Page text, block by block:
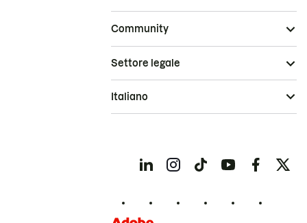
Community
Settore legale
Italiano